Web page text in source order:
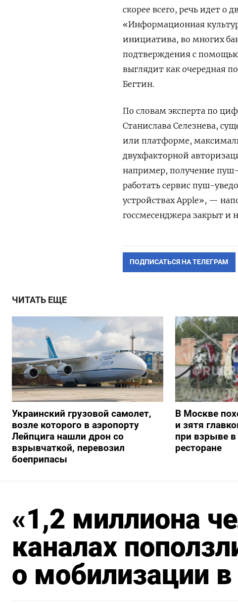
скорее всего, речь идет о
«Информационная
инициатива, во многих
подтверждения с
выглядит как очередная
Бегтин.
По словам эксперта по
Станислава Селезнева,
или платформе,
двухфакторной
например, получение
работать сервис пуш-
устройствах Apple», —
госсмесенджера закрыт и
ПОДПИСАТЬСЯ НА ТЕЛЕГРАМ
ЧИТАТЬ ЕЩЕ
Украинский грузовой самолет,
возле которого в аэропорту
Лейпцига нашли дрон со
взрывчаткой, перевозил
боеприпасы
В Москве
и зятя
при взрыве
ресторане
«1,2 миллиона
каналах
о мобилизации